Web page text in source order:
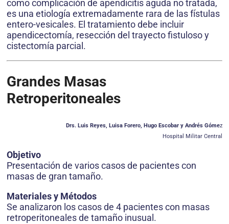
como complicación de apendicitis aguda no tratada,
es una etiología extremadamente rara de las fístulas
entero-vesicales. El tratamiento debe incluir
apendicectomía, resección del trayecto fistuloso y
cistectomía parcial.
Grandes Masas
Retroperitoneales
Drs. Luis Reyes, Luisa Forero, Hugo Escobar y Andrés Gómez
Hospital Militar Central
Objetivo
Presentación de varios casos de pacientes con
masas de gran tamaño.
Materiales y Métodos
Se analizaron los casos de 4 pacientes con masas
retroperitoneales de tamaño inusual.